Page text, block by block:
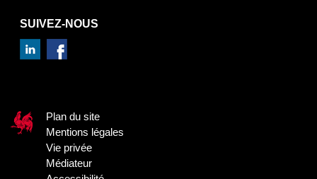
SUIVEZ-NOUS
Plan du site
Mentions légales
Vie privée
Médiateur